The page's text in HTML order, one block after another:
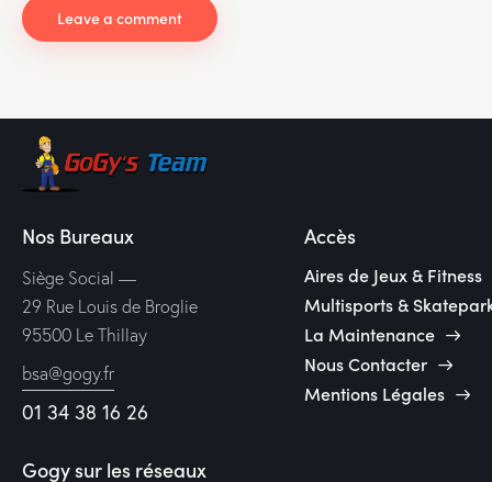
Nos Bureaux
Siège Social —
29 Rue Louis de Broglie
95500 Le Thillay
bsa@gogy.fr
01 34 38 16 26
Accès
Aires de Jeux & Fitness
Multisports &
La Maintenance
Nous Contacter
Mentions Légales
Gogy sur les réseaux